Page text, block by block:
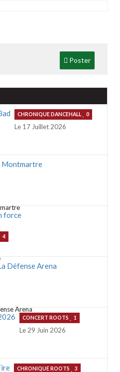
Poster
CHRONIQUE DANCEHALL 0
Le 17 Juillet 2026
4
Arena
CONCERT ROOTS 1
Le 29 Juin 2026
CHRONIQUE ROOTS 3